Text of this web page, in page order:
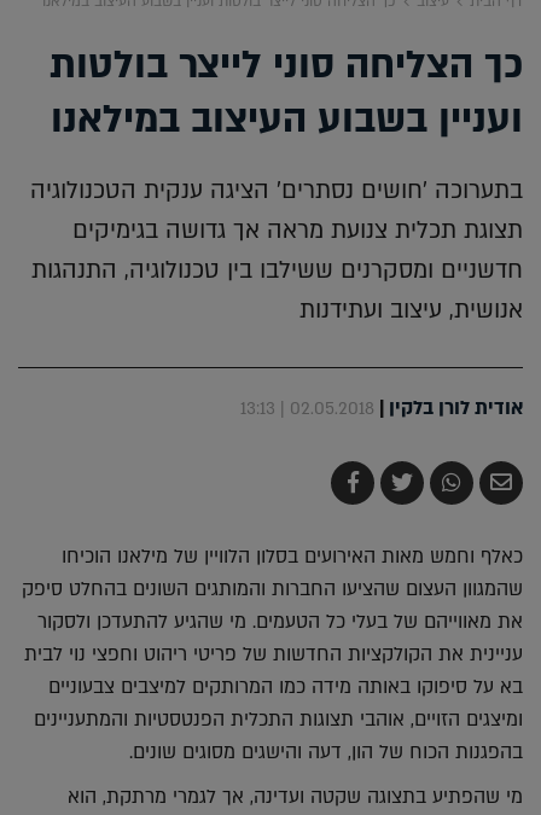
כך הצליחה סוני לייצר בולטות
ועניין בשבוע העיצוב במילאנו
בתערוכה 'חושים נסתרים' הציגה ענקית הטכנולוגיה
תצוגת תכלית צנועת מראה אך גדושה בגימיקים
חדשניים ומסקרנים ששילבו בין טכנולוגיה, התנהגות
אנושית, עיצוב ועתידנות
אודית לורן בלקין |
02.05.2018 | 13:13
שלח
בדואר
שתף
ב-
צייץ
ב-
שתף
ב-
כאלף וחמש מאות האירועים בסלון הלוויין של מילאנו הוכיחו
שהמגוון העצום שהציעו החברות והמותגים השונים בהחלט סיפק
את מאווייהם של בעלי כל הטעמים. מי שהגיע להתעדכן ולסקור
עניינית את הקולקציות החדשות של פריטי ריהוט וחפצי נוי לבית
בא על סיפוקו באותה מידה כמו המרותקים למיצבים צבעוניים
ומיצגים הזויים, אוהבי תצוגות התכלית הפנטסטיות והמתעניינים
בהפגנות הכוח של הון, דעה והישגים מסוגים שונים.
מי שהפתיע בתצוגה שקטה ועדינה, אך לגמרי מרתקת, הוא